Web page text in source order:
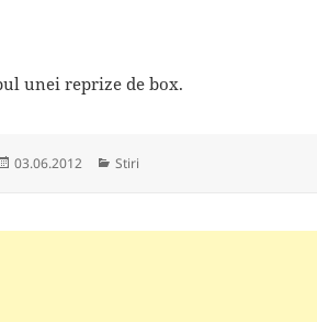
unei reprize de box.
Publicat
03.06.2012 Categorii
Stiri